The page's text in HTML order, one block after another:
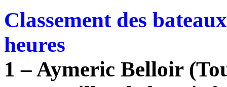
Classement des
heures
1 – Aymeric Belloir